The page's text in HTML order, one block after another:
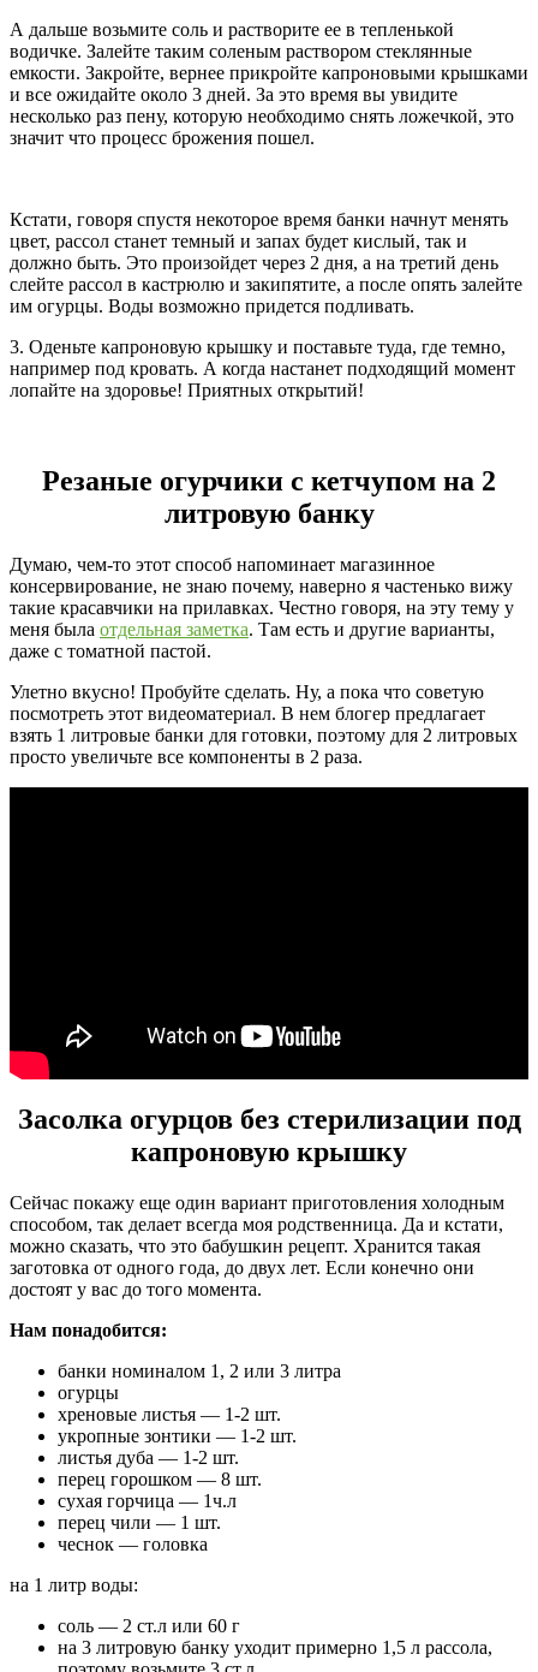
А дальше возьмите соль и растворите ее в тепленькой
водичке. Залейте таким соленым раствором стеклянные
емкости. Закройте, вернее прикройте капроновыми крышками
и все ожидайте около 3 дней. За это время вы увидите
несколько раз пену, которую необходимо снять ложечкой, это
значит что процесс брожения пошел.
Кстати, говоря спустя некоторое время банки начнут менять
цвет, рассол станет темный и запах будет кислый, так и
должно быть. Это произойдет через 2 дня, а на третий день
слейте рассол в кастрюлю и закипятите, а после опять залейте
им огурцы. Воды возможно придется подливать.
3. Оденьте капроновую крышку и поставьте туда, где темно,
например под кровать. А когда настанет подходящий момент
лопайте на здоровье! Приятных открытий!
Резаные огурчики с кетчупом на 2
литровую банку
Думаю, чем-то этот способ напоминает магазинное
консервирование, не знаю почему, наверно я частенько вижу
такие красавчики на прилавках. Честно говоря, на эту тему у
меня была отдельная заметка. Там есть и другие варианты,
даже с томатной пастой.
Улетно вкусно! Пробуйте сделать. Ну, а пока что советую
посмотреть этот видеоматериал. В нем блогер предлагает
взять 1 литровые банки для готовки, поэтому для 2 литровых
просто увеличьте все компоненты в 2 раза.
Засолка огурцов без стерилизации под
капроновую крышку
Сейчас покажу еще один вариант приготовления холодным
способом, так делает всегда моя родственница. Да и кстати,
можно сказать, что это бабушкин рецепт. Хранится такая
заготовка от одного года, до двух лет. Если конечно они
достоят у вас до того момента.
Нам понадобится:
банки номиналом 1, 2 или 3 литра
огурцы
хреновые листья — 1-2 шт.
укропные зонтики — 1-2 шт.
листья дуба — 1-2 шт.
перец горошком — 8 шт.
сухая горчица — 1ч.л
перец чили — 1 шт.
чеснок — головка
на 1 литр воды:
соль — 2 ст.л или 60 г
на 3 литровую банку уходит примерно 1,5 л рассола,